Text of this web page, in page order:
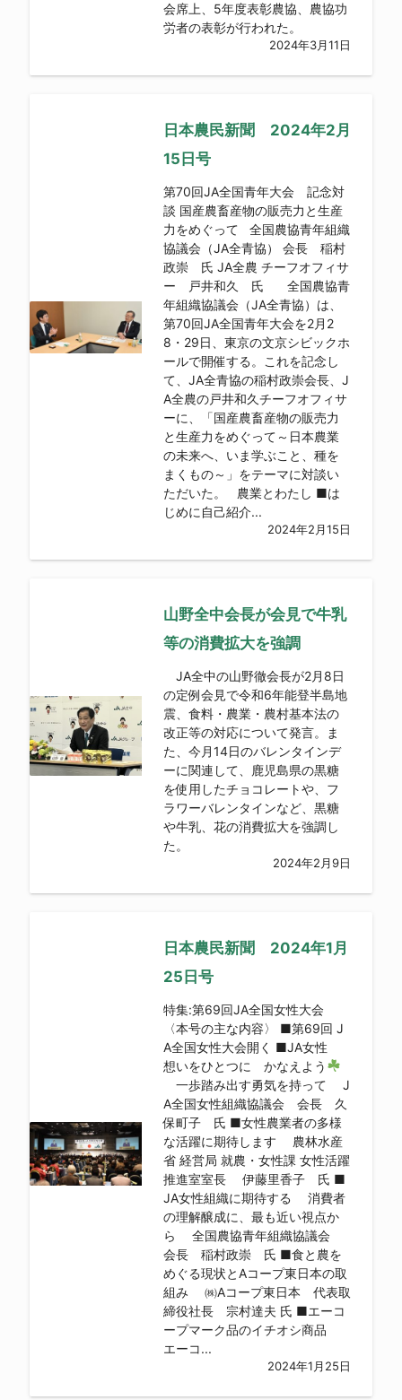
会席上、5年度表彰農協、農協功
労者の表彰が行われた。
2024年3月11日
日本農民新聞 2024年2月
15日号
第70回JA全国青年大会 記念対
談 国産農畜産物の販売力と生産
力をめぐって 全国農協青年組織
協議会（JA全青協） 会長 稲村
政崇 氏 JA全農 チーフオフィサ
ー 戸井和久 氏 全国農協青
年組織協議会（JA全青協）は、
第70回JA全国青年大会を2月2
8・29日、東京の文京シビックホ
ールで開催する。これを記念し
て、JA全青協の稲村政崇会長、J
A全農の戸井和久チーフオフィサ
ーに、「国産農畜産物の販売力
と生産力をめぐって～日本農業
の未来へ、いま学ぶこと、種を
まくもの～」をテーマに対談い
ただいた。 農業とわたし ■は
じめに自己紹介...
2024年2月15日
山野全中会長が会見で牛乳
等の消費拡大を強調
JA全中の山野徹会長が2月8日
の定例会見で令和6年能登半島地
震、食料・農業・農村基本法の
改正等の対応について発言。ま
た、今月14日のバレンタインデ
ーに関連して、鹿児島県の黒糖
を使用したチョコレートや、フ
ラワーバレンタインなど、黒糖
や牛乳、花の消費拡大を強調し
た。
2024年2月9日
日本農民新聞 2024年1月
25日号
特集:第69回JA全国女性大会
〈本号の主な内容〉 ■第69回 J
A全国女性大会開く ■JA女性
想いをひとつに かなえよう
一歩踏み出す勇気を持って J
A全国女性組織協議会 会長 久
保町子 氏 ■女性農業者の多様
な活躍に期待します 農林水産
省 経営局 就農・女性課 女性活躍
推進室室長 伊藤里香子 氏 ■
JA女性組織に期待する 消費者
の理解醸成に、最も近い視点か
ら 全国農協青年組織協議会
会長 稲村政崇 氏 ■食と農を
めぐる現状とAコープ東日本の取
組み ㈱Aコープ東日本 代表取
締役社長 宗村達夫 氏 ■エーコ
ープマーク品のイチオシ商品
エーコ...
2024年1月25日